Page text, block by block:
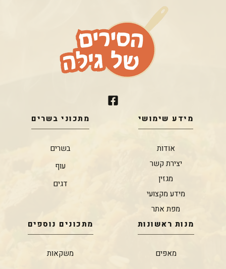
מידע שימושי
אודות
יצירת קשר
מגזין
מידע מקצועי
מפת אתר
מתכוני בשרים
בשרים
עוף
דגים
מנות ראשונות
מאפים
מתכונים נוספים
משקאות